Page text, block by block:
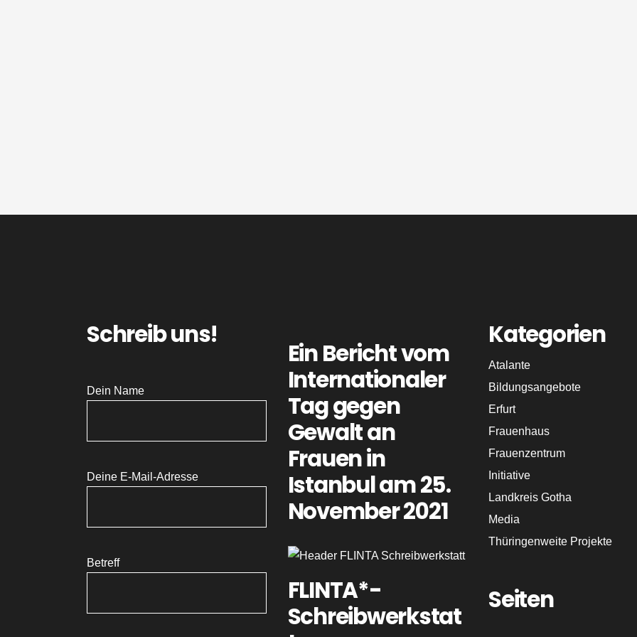
Schreib uns!
Dein Name
Deine E-Mail-Adresse
Betreff
Ein Bericht vom
Internationaler
Tag gegen
Gewalt an
Frauen in
Istanbul am 25.
November 2021
FLINTA*-
Schreibwerkstat
Kategorien
Atalante
Bildungsangebote
Erfurt
Frauenhaus
Frauenzentrum
Initiative
Landkreis Gotha
Media
Thüringenweite Projekte
Seiten